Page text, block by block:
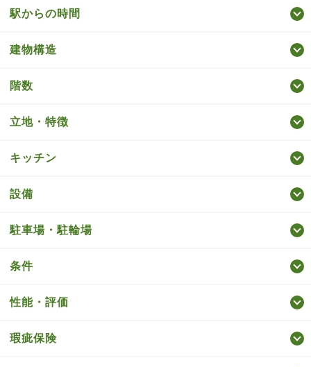
駅からの時間
建物構造
階数
立地・特徴
キッチン
設備
駐車場・駐輪場
条件
性能・評価
瑕疵保険